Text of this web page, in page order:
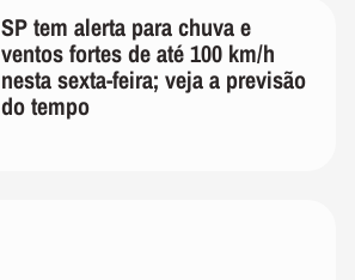
SP tem alerta para chuva e
ventos fortes de até 100 km/h
nesta sexta-feira; veja a previsão
do tempo